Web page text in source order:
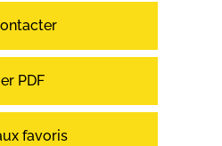
PDF
favoris